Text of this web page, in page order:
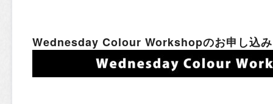
Wednesday Colour Workshopのお申し込み